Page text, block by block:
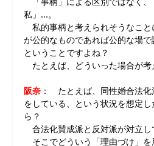
私」…。
私的事柄と考えられそうなこと
が公的なものであれば公的な場
ということですよね？
たとえば、どういった場合が考
阪奈： たとえば、同性婚合法化
をしている、という状況を想定
ら？
合法化賛成派と反対派が対立し
そこでどういう「理由づけ」を